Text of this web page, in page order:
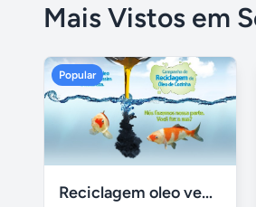
Mais Vistos em
Popular
Reciclagem oleo vegetal